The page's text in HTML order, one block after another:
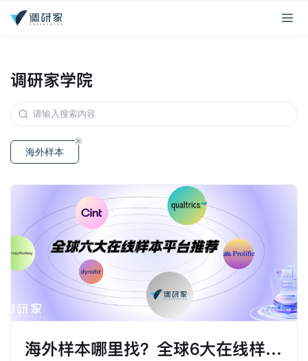
调研家学院
海外样本
海外样本哪里找？全球6大在线样本平台推荐